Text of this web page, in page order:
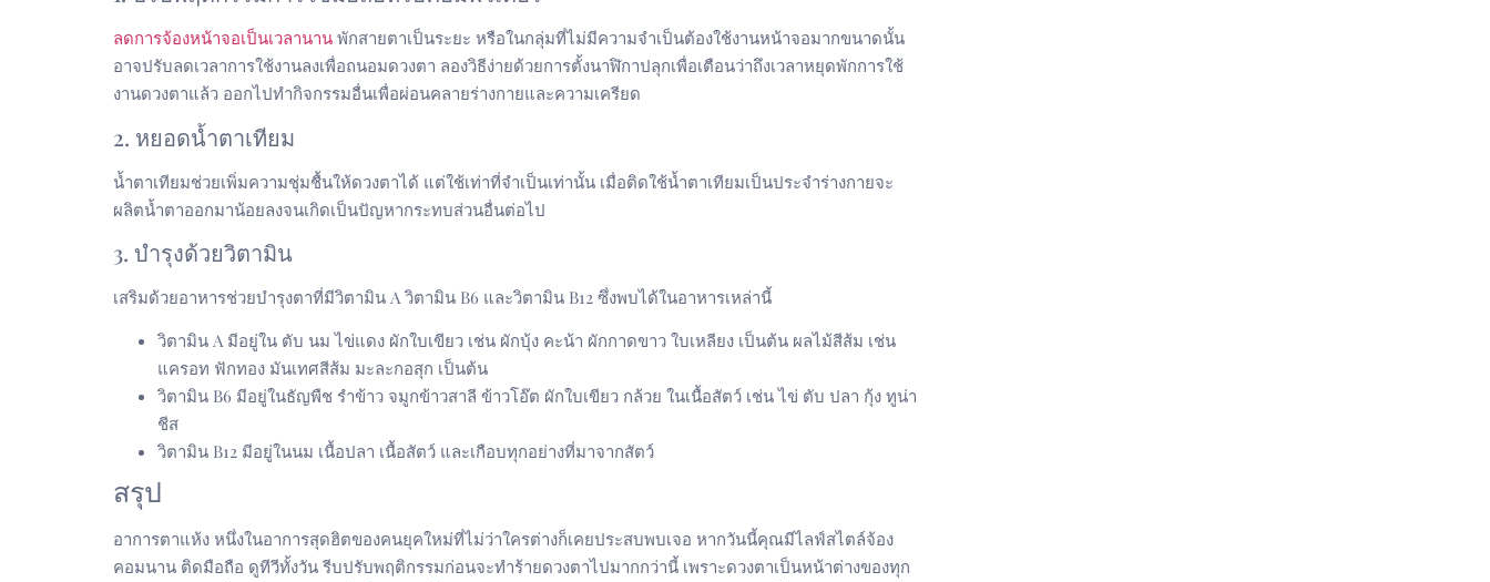
ลดการจ้องหน้าจอเป็นเวลานาน พักสายตาเป็นระยะ หรือในกลุ่มที่ไม่มีความจำเป็นต้องใช้งานหน้าจอมากขนาดนั้น
อาจปรับลดเวลาการใช้งานลงเพื่อถนอมดวงตา ลองวิธีง่ายด้วยการตั้งนาฬิกาปลุกเพื่อเตือนว่าถึงเวลาหยุดพักการใช้
งานดวงตาแล้ว ออกไปทำกิจกรรมอื่นเพื่อผ่อนคลายร่างกายและความเครียด
2. หยอดน้ำตาเทียม
น้ำตาเทียมช่วยเพิ่มความชุ่มชื้นให้ดวงตาได้ แต่ใช้เท่าที่จำเป็นเท่านั้น เมื่อติดใช้น้ำตาเทียมเป็นประจำร่างกายจะ
ผลิตน้ำตาออกมาน้อยลงจนเกิดเป็นปัญหากระทบส่วนอื่นต่อไป
3. บำรุงด้วยวิตามิน
เสริมด้วยอาหารช่วยบำรุงตาที่มีวิตามิน A วิตามิน B6 และวิตามิน B12 ซึ่งพบได้ในอาหารเหล่านี้
วิตามิน A มีอยู่ใน ตับ นม ไข่แดง ผักใบเขียว เช่น ผักบุ้ง คะน้า ผักกาดขาว ใบเหลียง เป็นต้น ผลไม้สีส้ม เช่น
แครอท ฟักทอง มันเทศสีส้ม มะละกอสุก เป็นต้น
วิตามิน B6 มีอยู่ในธัญพืช รำข้าว จมูกข้าวสาลี ข้าวโอ๊ต ผักใบเขียว กล้วย ในเนื้อสัตว์ เช่น ไข่ ตับ ปลา กุ้ง ทูน่า
ชีส
วิตามิน B12 มีอยู่ในนม เนื้อปลา เนื้อสัตว์ และเกือบทุกอย่างที่มาจากสัตว์
สรุป
อาการตาแห้ง หนึ่งในอาการสุดฮิตของคนยุคใหม่ที่ไม่ว่าใครต่างก็เคยประสบพบเจอ หากวันนี้คุณมีไลฟ์สไตล์จ้อง
คอมนาน ติดมือถือ ดูทีวีทั้งวัน รีบปรับพฤติกรรมก่อนจะทำร้ายดวงตาไปมากกว่านี้ เพราะดวงตาเป็นหน้าต่างของทุก